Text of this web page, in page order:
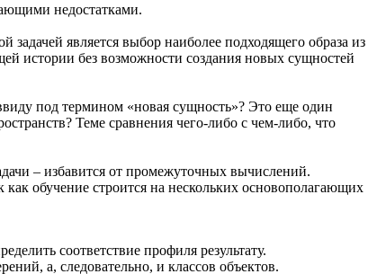
недостатками.
задачей является выбор наиболее подходящего образа из
истории без возможности создания новых сущностей
под термином «новая сущность»? Это еще один
Теме сравнения чего-либо с чем-либо, что
– избавится от промежуточных вычислений.
обучение строится на нескольких основополагающих
соответствие профиля результату.
а, следовательно, и классов объектов.